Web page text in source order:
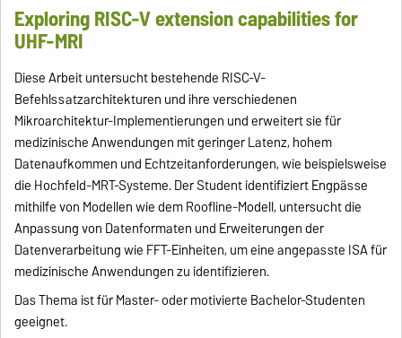
Exploring RISC-V extension capabilities for
UHF-MRI
Diese Arbeit untersucht bestehende RISC-V-
Befehlssatzarchitekturen und ihre verschiedenen
Mikroarchitektur-Implementierungen und erweitert sie für
medizinische Anwendungen mit geringer Latenz, hohem
Datenaufkommen und Echtzeitanforderungen, wie beispielsweise
die Hochfeld-MRT-Systeme. Der Student identifiziert Engpässe
mithilfe von Modellen wie dem Roofline-Modell, untersucht die
Anpassung von Datenformaten und Erweiterungen der
Datenverarbeitung wie FFT-Einheiten, um eine angepasste ISA für
medizinische Anwendungen zu identifizieren.
Das Thema ist für Master- oder motivierte Bachelor-Studenten
geeignet.